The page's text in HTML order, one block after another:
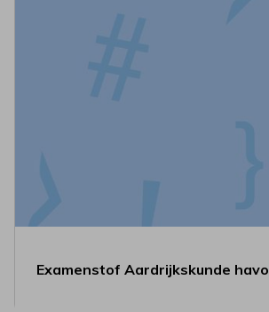
Examenstof Aardrijkskunde havo